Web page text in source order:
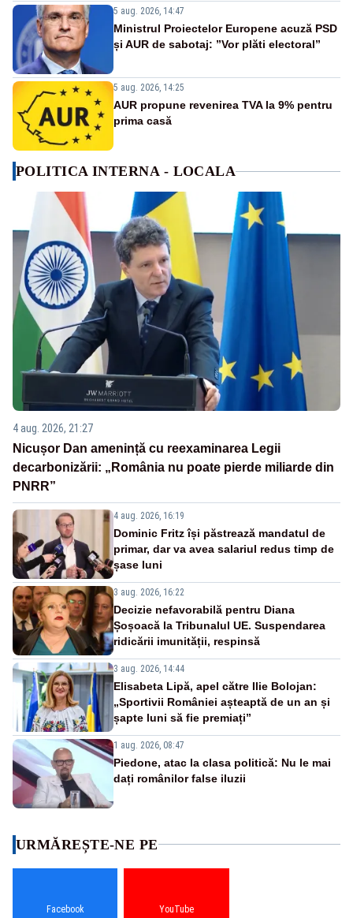
5 aug. 2026, 14:47
Ministrul Proiectelor Europene acuză PSD
și AUR de sabotaj: ”Vor plăti electoral”
5 aug. 2026, 14:25
AUR propune revenirea TVA la 9% pentru
prima casă
POLITICA INTERNA - LOCALA
4 aug. 2026, 21:27
Nicușor Dan amenință cu reexaminarea Legii
decarbonizării: „România nu poate pierde miliarde din
PNRR”
4 aug. 2026, 16:19
Dominic Fritz își păstrează mandatul de
primar, dar va avea salariul redus timp de
șase luni
3 aug. 2026, 16:22
Decizie nefavorabilă pentru Diana
Șoșoacă la Tribunalul UE. Suspendarea
ridicării imunității, respinsă
3 aug. 2026, 14:44
Elisabeta Lipă, apel către Ilie Bolojan:
„Sportivii României așteaptă de un an și
șapte luni să fie premiați”
1 aug. 2026, 08:47
Piedone, atac la clasa politică: Nu le mai
dați românilor false iluzii
URMĂREȘTE-NE PE
Facebook YouTube